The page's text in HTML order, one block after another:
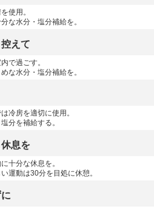
使用。
な水分・塩分補給を。
えて
で過ごす。
な水分・塩分補給を。
冷房を適切に使用。
分を補給する。
息を
十分な休息を。
運動は30分を目処に休憩。